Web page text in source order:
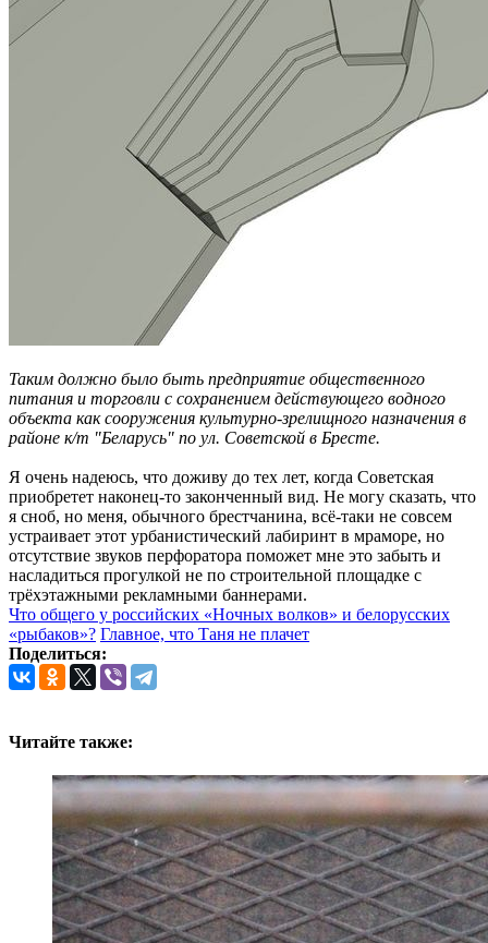
Таким должно было быть предприятие общественного
питания и торговли с сохранением действующего водного
объекта как сооружения культурно-зрелищного назначения в
районе к/т "Беларусь" по ул. Советской в Бресте.
Я очень надеюсь, что доживу до тех лет, когда Советская
приобретет наконец-то законченный вид. Не могу сказать, что
я сноб, но меня, обычного брестчанина, всё-таки не совсем
устраивает этот урбанистический лабиринт в мраморе, но
отсутствие звуков перфоратора поможет мне это забыть и
насладиться прогулкой не по строительной площадке с
трёхэтажными рекламными баннерами.
Что общего у российских «Ночных волков» и белорусских
«рыбаков»? Главное, что Таня не плачет
Поделиться:
Читайте также: